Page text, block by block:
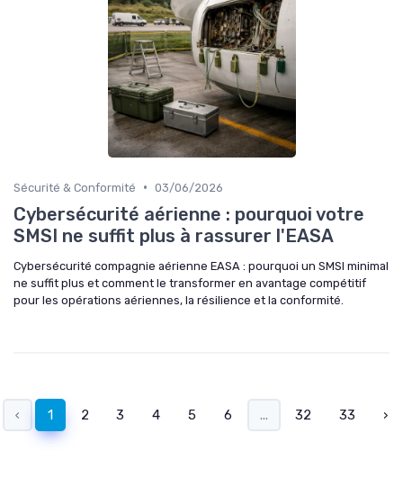
Sécurité & Conformité • 03/06/2026
Cybersécurité aérienne : pourquoi votre
SMSI ne suffit plus à rassurer l'EASA
Cybersécurité compagnie aérienne EASA : pourquoi un SMSI minimal
ne suffit plus et comment le transformer en avantage compétitif
pour les opérations aériennes, la résilience et la conformité.
‹ 1 2 3 4 5 6 ... 32 33 ›